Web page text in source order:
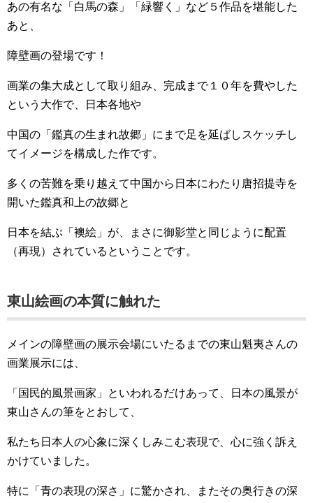
あの有名な「白馬の森」「緑響く」など５作品を堪能した
あと、
障壁画の登場です！
画業の集大成として取り組み、完成まで１０年を費やした
という大作で、日本各地や
中国の「鑑真の生まれ故郷」にまで足を延ばしスケッチし
てイメージを構成した作です。
多くの苦難を乗り越えて中国から日本にわたり唐招提寺を
開いた鑑真和上の故郷と
日本を結ぶ「襖絵」が、まさに御影堂と同じように配置
（再現）されているということです。
東山絵画の本質に触れた
メインの障壁画の展示会場にいたるまでの東山魁夷さんの
画業展示には、
「国民的風景画家」といわれるだけあって、日本の風景が
東山さんの筆をとおして、
私たち日本人の心象に深くしみこむ表現で、心に強く訴え
かけていました。
特に「青の表現の深さ」に驚かされ、またその奥行きの深